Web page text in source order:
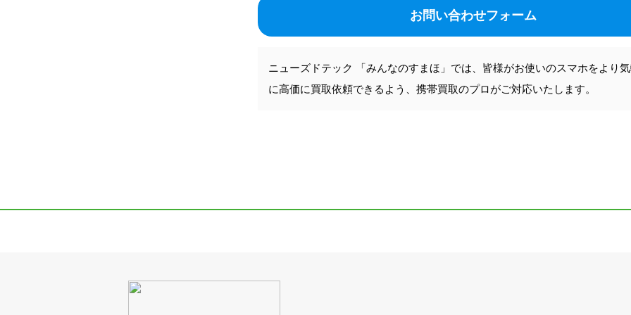
お問い合わせフォーム
ニューズドテック 「みんなのすまほ」では、皆様がお使いのスマホをより
に高価に買取依頼できるよう、携帯買取のプロがご対応いたします。